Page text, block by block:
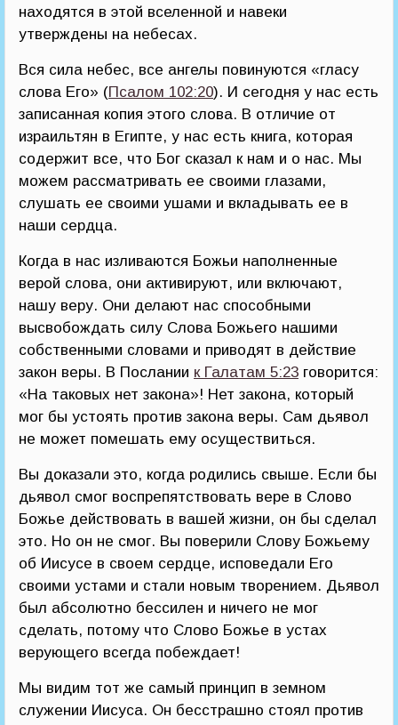
находятся в этой вселенной и навеки
утверждены на небесах.
Вся сила небес, все ангелы повинуются «гласу
слова Его» (Псалом 102:20). И сегодня у нас есть
записанная копия этого слова. В отличие от
израильтян в Египте, у нас есть книга, которая
содержит все, что Бог сказал к нам и о нас. Мы
можем рассматривать ее своими глазами,
слушать ее своими ушами и вкладывать ее в
наши сердца.
Когда в нас изливаются Божьи наполненные
верой слова, они активируют, или включают,
нашу веру. Они делают нас способными
высвобождать силу Слова Божьего нашими
собственными словами и приводят в действие
закон веры. В Послании к Галатам 5:23 говорится:
«На таковых нет закона»! Нет закона, который
мог бы устоять против закона веры. Сам дьявол
не может помешать ему осуществиться.
Вы доказали это, когда родились свыше. Если бы
дьявол смог воспрепятствовать вере в Слово
Божье действовать в вашей жизни, он бы сделал
это. Но он не смог. Вы поверили Слову Божьему
об Иисусе в своем сердце, исповедали Его
своими устами и стали новым творением. Дьявол
был абсолютно бессилен и ничего не мог
сделать, потому что Слово Божье в устах
верующего всегда побеждает!
Мы видим тот же самый принцип в земном
служении Иисуса. Он бесстрашно стоял против